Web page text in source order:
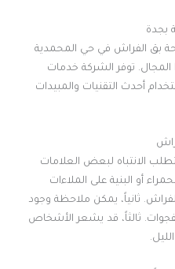
بجدة
بق الفراش في حي المحمدية
توفر الشركة خدمات
أحدث التقنيات والمبيدات
الانتباه لبعض العلامات
أو البنية على الملاءات
ثانياً، يمكن ملاحظة وجود
ثالثاً، قد يشعر الأشخاص